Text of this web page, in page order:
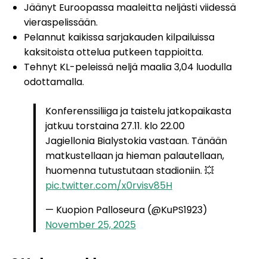
Jäänyt Euroopassa maaleitta neljästi viidessä
vieraspelissään.
Pelannut kaikissa sarjakauden kilpailuissa
kaksitoista ottelua putkeen tappioitta.
Tehnyt KL-peleissä neljä maalia 3,04 luodulla
odottamalla.
Konferenssiliiga ja taistelu jatkopaikasta
jatkuu torstaina 27.11. klo 22.00
Jagiellonia Bialystokia vastaan. Tänään
matkustellaan ja hieman palautellaan,
huomenna tutustutaan stadioniin. 💥
pic.twitter.com/x0rvisv85H
— Kuopion Palloseura (@KuPS1923)
November 25, 2025